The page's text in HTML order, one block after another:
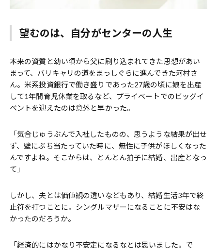
望むのは、自分がセンターの人生
本来の資質と幼い頃から父に刷り込まれてきた思想があい
まって、バリキャリの道をまっしぐらに進んできた河村さ
ん。米系投資銀行で働き盛りであった27歳の頃に娘を出産
して1年間育児休業を取るなど、プライベートでのビッグイ
ベントを迎えたのは意外と早かった。
「気合じゅうぶんで入社したものの、思うような結果が出せ
ず、壁にぶち当たっていた時に、無性に子供がほしくなった
んですよね。そこからは、とんとん拍子に結婚、出産となっ
て」
しかし、夫とは価値観の違いなどもあり、結婚生活3年で終
止符を打つことに。シングルマザーになることに不安はな
かったのだろうか。
「経済的にはかなり不安定になるなとは思いました。で